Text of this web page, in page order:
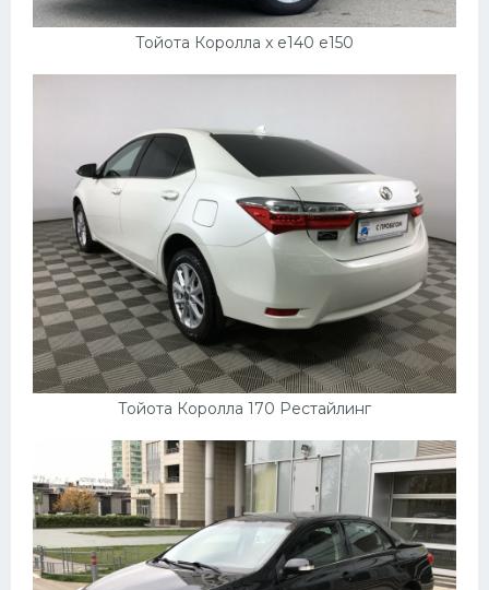
Тойота Королла x e140 e150
Тойота Королла 170 Рестайлинг